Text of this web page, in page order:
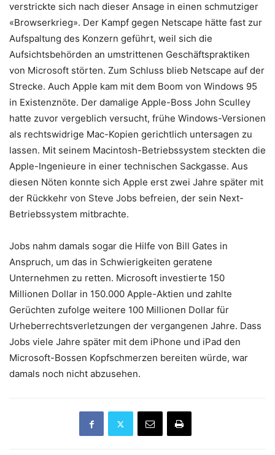
verstrickte sich nach dieser Ansage in einen schmutziger
«Browserkrieg». Der Kampf gegen Netscape hätte fast zur
Aufspaltung des Konzern geführt, weil sich die
Aufsichtsbehörden an umstrittenen Geschäftspraktiken
von Microsoft störten. Zum Schluss blieb Netscape auf der
Strecke. Auch Apple kam mit dem Boom von Windows 95
in Existenznöte. Der damalige Apple-Boss John Sculley
hatte zuvor vergeblich versucht, frühe Windows-Versionen
als rechtswidrige Mac-Kopien gerichtlich untersagen zu
lassen. Mit seinem Macintosh-Betriebssystem steckten die
Apple-Ingenieure in einer technischen Sackgasse. Aus
diesen Nöten konnte sich Apple erst zwei Jahre später mit
der Rückkehr von Steve Jobs befreien, der sein Next-
Betriebssystem mitbrachte.
Jobs nahm damals sogar die Hilfe von Bill Gates in
Anspruch, um das in Schwierigkeiten geratene
Unternehmen zu retten. Microsoft investierte 150
Millionen Dollar in 150.000 Apple-Aktien und zahlte
Gerüchten zufolge weitere 100 Millionen Dollar für
Urheberrechtsverletzungen der vergangenen Jahre. Dass
Jobs viele Jahre später mit dem iPhone und iPad den
Microsoft-Bossen Kopfschmerzen bereiten würde, war
damals noch nicht abzusehen.